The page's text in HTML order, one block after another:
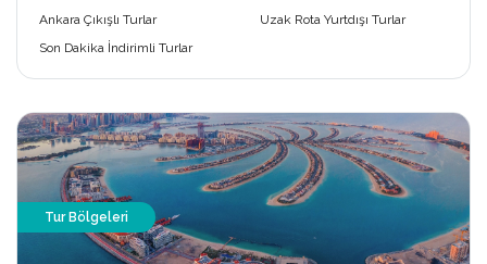
Ankara Çıkışlı Turlar
Uzak Rota Yurtdışı Turlar
Son Dakika İndirimli Turlar
Tur Bölgeleri